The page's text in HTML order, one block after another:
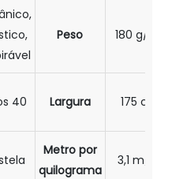
Peso 180 g/m²
40 Largura 175 cm
Metro por
quilograma
3,1 m/kg